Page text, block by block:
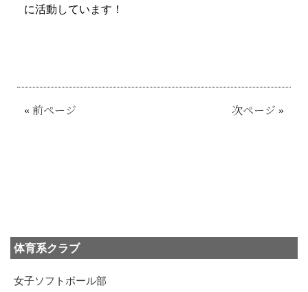
に活動しています！
« 前ページ 次ページ »
体育系クラブ
女子ソフトボール部